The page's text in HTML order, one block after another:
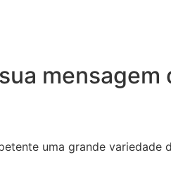
mensagem
uma grande variedade